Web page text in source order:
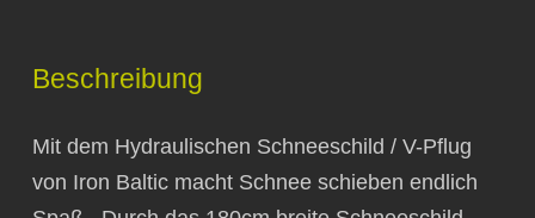
Universal
Menge
Beschreibung
Mit dem Hydraulischen Schneeschild / V-Pflug
von Iron Baltic macht Schnee schieben endlich